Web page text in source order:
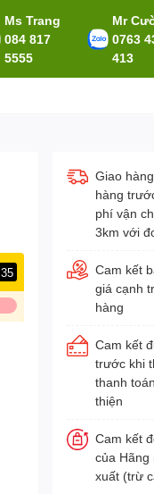
Ms Trang
084 817
5555
Mr
0763
413
35
Giao
hàng
phí vận
3km với
Cam kết
giá cạnh
hàng
Cam kết
trước khi
thanh
thiện
Cam kết
của Hãng
xuất (trừ